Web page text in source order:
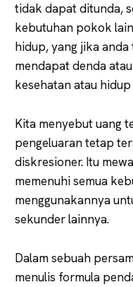
tidak dapat ditunda,
kebutuhan pokok
hidup, yang jika
mendapat denda
kesehatan atau hidup
Kita menyebut uang
pengeluaran tetap
diskresioner. Itu
memenuhi semua
menggunakannya
sekunder lainnya.
Dalam sebuah
menulis formula